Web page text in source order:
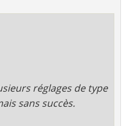
réglages de type
sans succès.